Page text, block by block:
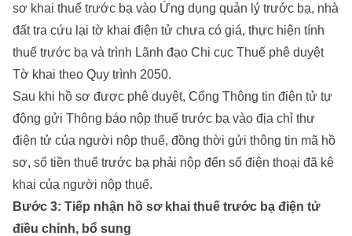
sơ khai thuế trước bạ vào Ứng dụng quản lý trước bạ, nhà
đất tra cứu lại tờ khai điện tử chưa có giá, thực hiện tính
thuế trước bạ và trình Lãnh đạo Chi cục Thuế phê duyệt
Tờ khai theo Quy trình 2050.
Sau khi hồ sơ được phê duyệt, Cổng Thông tin điện tử tự
động gửi Thông báo nộp thuế trước bạ vào địa chỉ thư
điện tử của người nộp thuế, đồng thời gửi thông tin mã hồ
sơ, số tiền thuế trước bạ phải nộp đến số điện thoại đã kê
khai của người nộp thuế.
Bước 3: Tiếp nhận hồ sơ khai thuế trước bạ điện tử
điều chỉnh, bổ sung